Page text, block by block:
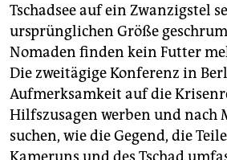
Tschadsee auf ein Zwanzigstel
ursprünglichen Größe
Nomaden finden kein Futter
Die zweitägige Konferenz in
Aufmerksamkeit auf die
Hilfszusagen werben und nach
suchen, wie die Gegend, die